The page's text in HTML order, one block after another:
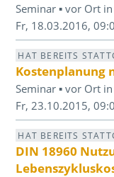
Seminar ▪ vor Ort
Fr, 18.03.2016,
HAT BEREITS
Kostenplanung
Seminar ▪ vor Ort
Fr, 23.10.2015,
HAT BEREITS
DIN 18960